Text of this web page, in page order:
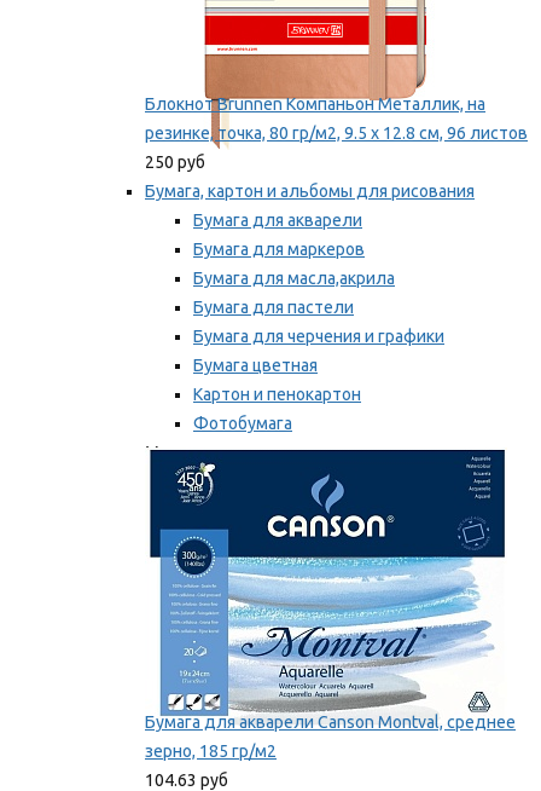
Блокнот Brunnen Компаньон Металлик, на
резинке, точка, 80 гр/м2, 9.5 х 12.8 см, 96 листов
250 руб
Бумага, картон и альбомы для рисования
Бумага для акварели
Бумага для маркеров
Бумага для масла,акрила
Бумага для пастели
Бумага для черчения и графики
Бумага цветная
Картон и пенокартон
Фотобумага
Мы рекомендуем
Бумага для акварели Canson Montval, среднее
зерно, 185 гр/м2
104.63 руб